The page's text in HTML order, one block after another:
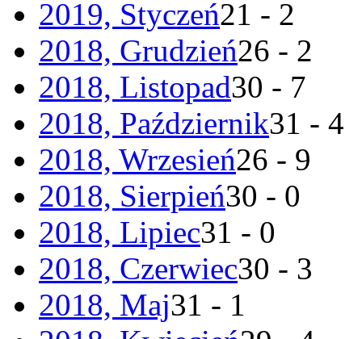
2019, Styczeń21 - 2
2018, Grudzień26 - 2
2018, Listopad30 - 7
2018, Październik31 - 4
2018, Wrzesień26 - 9
2018, Sierpień30 - 0
2018, Lipiec31 - 0
2018, Czerwiec30 - 3
2018, Maj31 - 1